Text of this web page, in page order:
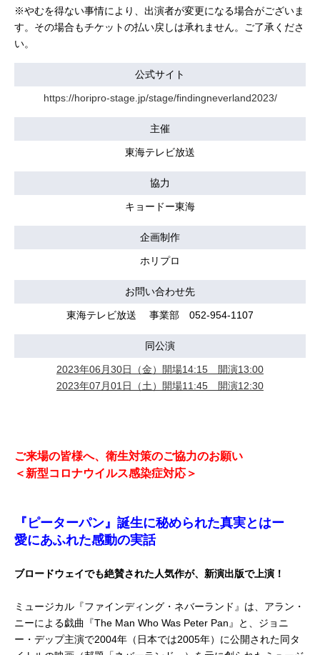
※やむを得ない事情により、出演者が変更になる場合がございま
す。その場合もチケットの払い戻しは承れません。ご了承くださ
い。
公式サイト
https://horipro-stage.jp/stage/findingneverland2023/
主催
東海テレビ放送
協力
キョードー東海
企画制作
ホリプロ
お問い合わせ先
東海テレビ放送 事業部 052-954-1107
同公演
2023年06月30日（金）開場14:15 開演13:00
2023年07月01日（土）開場11:45 開演12:30
ご来場の皆様へ、衛生対策のご協力のお願い
＜新型コロナウイルス感染症対応＞
『ピーターパン』誕生に秘められた真実とはー
愛にあふれた感動の実話
ブロードウェイでも絶賛された人気作が、新演出版で上演！
ミュージカル『ファインディング・ネバーランド』は、アラン・
ニーによる戯曲『The Man Who Was Peter Pan』と、ジョニ
ー・デップ主演で2004年（日本では2005年）に公開された同タ